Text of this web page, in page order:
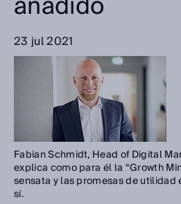
23 jul 2021
Fabian Schmidt, Head of Digital
explica como para él la “Growth
sensata y las promesas de
sí.